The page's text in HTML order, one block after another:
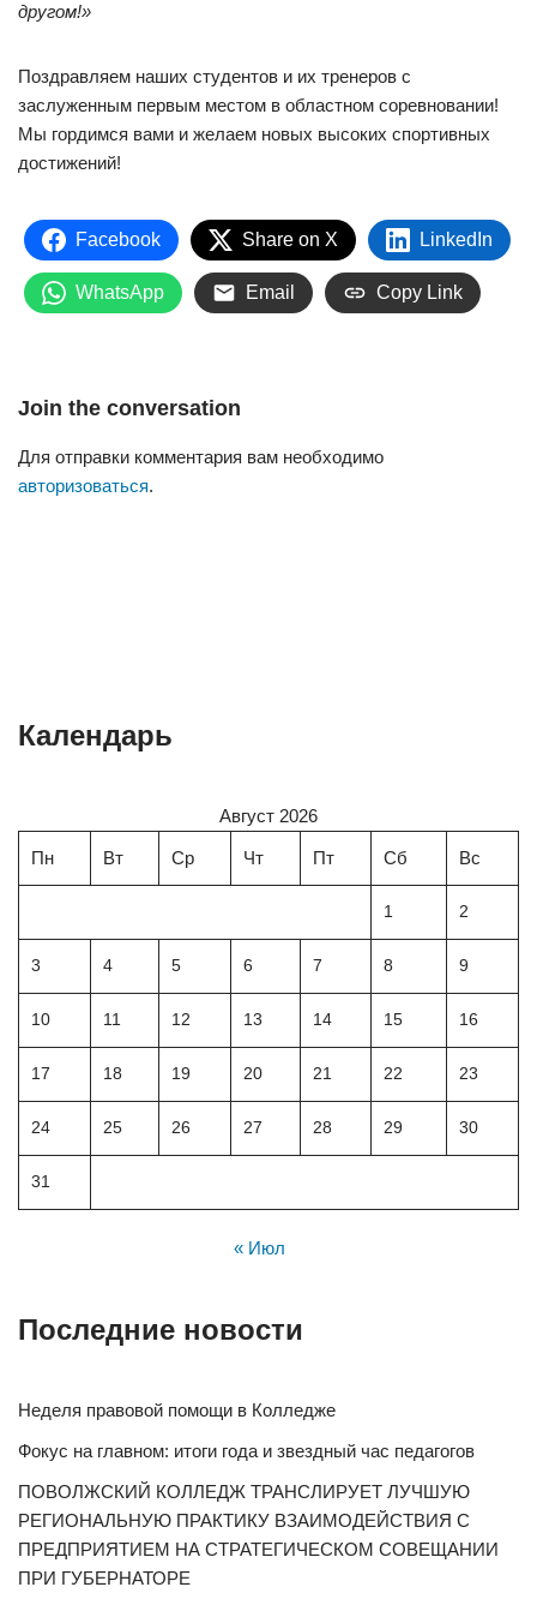
другом!»
Поздравляем наших студентов и их тренеров с
заслуженным первым местом в областном соревновании!
Мы гордимся вами и желаем новых высоких спортивных
достижений!
Facebook Share on X LinkedIn
WhatsApp Email Copy Link
Join the conversation
Для отправки комментария вам необходимо
авторизоваться.
Календарь
Август 2026
Пн Вт Ср Чт Пт Сб Вс
1 2
3 4 5 6 7 8 9
10 11 12 13 14 15 16
17 18 19 20 21 22 23
24 25 26 27 28 29 30
31
« Июл
Последние новости
Неделя правовой помощи в Колледже
Фокус на главном: итоги года и звездный час педагогов
ПОВОЛЖСКИЙ КОЛЛЕДЖ ТРАНСЛИРУЕТ ЛУЧШУЮ
РЕГИОНАЛЬНУЮ ПРАКТИКУ ВЗАИМОДЕЙСТВИЯ С
ПРЕДПРИЯТИЕМ НА СТРАТЕГИЧЕСКОМ СОВЕЩАНИИ
ПРИ ГУБЕРНАТОРЕ